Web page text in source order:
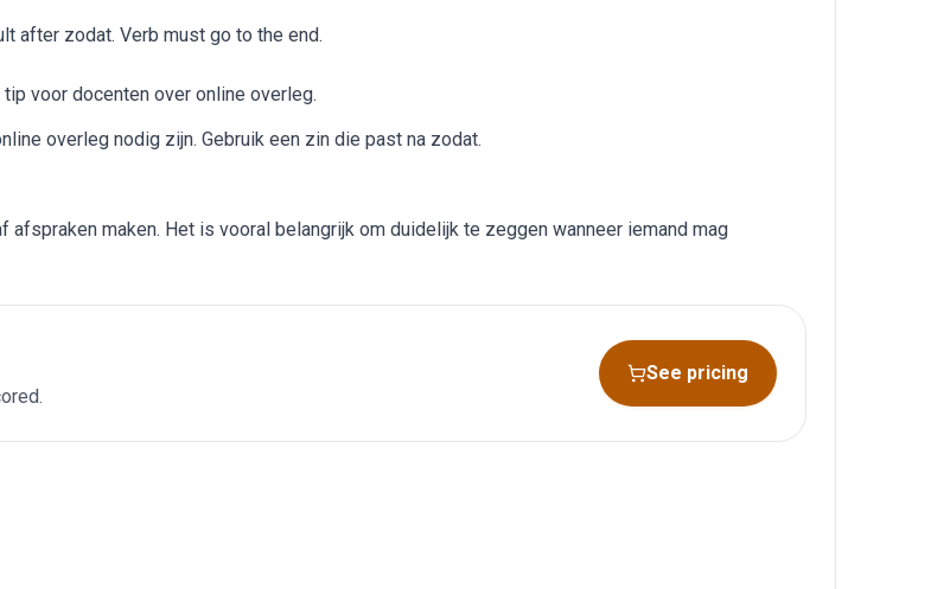
after zodat. Verb must go to the end.
voor docenten over online overleg.
overleg nodig zijn. Gebruik een zin die past na zodat.
maken. Het is vooral belangrijk om duidelijk te zeggen wanneer iemand mag
See pricing